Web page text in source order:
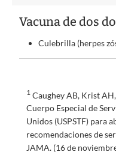
Vacuna de dos
Culebrilla (herpes
1 Caughey AB, Krist
Cuerpo Especial de
Unidos (USPSTF) para
recomendaciones de
JAMA. (16 de